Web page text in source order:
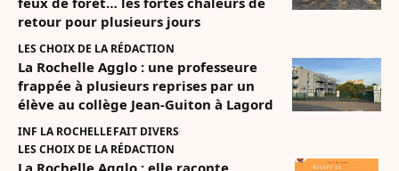
retour pour plusieurs jours
LES CHOIX DE LA RÉDACTION
La Rochelle Agglo : une professeure
frappée à plusieurs reprises par un
élève au collège Jean-Guiton à Lagord
INF LA ROCHELLEFAIT DIVERS
LES CHOIX DE LA RÉDACTION
La Rochelle Agglo : elle raconte